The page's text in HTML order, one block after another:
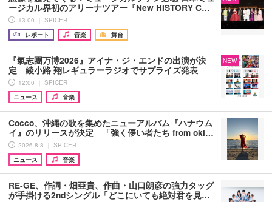
ージカル界初のアリーナツアー『New HISTORY C…
13:00 ｜ SPICER
レポート
音楽 舞台
『氣志團万博2026』アイナ・ジ・エンドの出演が決
定 綾小路 翔レギュラーラジオでサプライズ発表
12:00 ｜ SPICER
ニュース
音楽
NEW
Cocco、沖縄の歌を集めたニューアルバム『ハナウム
イ』のリリースが決定 「強く儚い者たち from oki…
2026.8.8 ｜ SPICER
ニュース
音楽
RE-GE、作詞・畑亜貴、作曲・山口朗彦の強力タッグ
が手掛ける2ndシングル「どこにいても絶対君を見…